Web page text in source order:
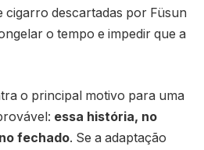
cigarro descartadas por Füsun
o tempo e impedir que a
o principal motivo para uma
essa história, no
fechado. Se a adaptação